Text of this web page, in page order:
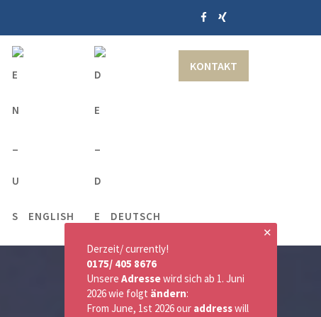
KONTAKT
ENGLISH DEUTSCH
✕
Derzeit/ currently!
0175/ 405 8676
Unsere Adressewird sich ab 1. Juni
2026 wie folgt ändern:
From June, 1st 2026 our addresswill